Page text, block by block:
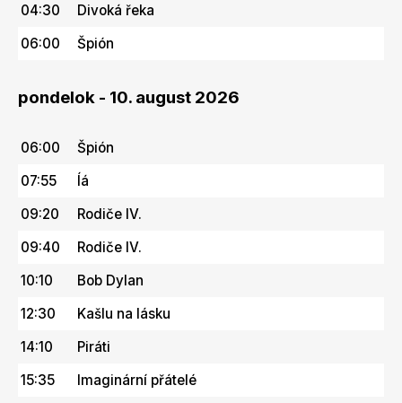
04:30
Divoká řeka
06:00
Špión
pondelok - 10. august 2026
06:00
Špión
07:55
Íá
09:20
Rodiče IV.
09:40
Rodiče IV.
10:10
Bob Dylan
12:30
Kašlu na lásku
14:10
Piráti
15:35
Imaginární přátelé